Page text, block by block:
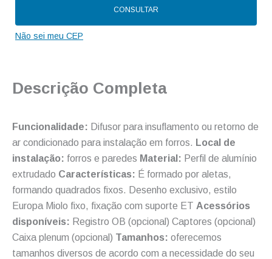
CONSULTAR
Não sei meu CEP
Descrição Completa
Funcionalidade: Difusor para insuflamento ou retorno de
ar condicionado para instalação em forros. Local de
instalação: forros e paredes Material: Perfil de alumínio
extrudado Características: É formado por aletas,
formando quadrados fixos. Desenho exclusivo, estilo
Europa Miolo fixo, fixação com suporte ET Acessórios
disponíveis: Registro OB (opcional) Captores (opcional)
Caixa plenum (opcional) Tamanhos: oferecemos
tamanhos diversos de acordo com a necessidade do seu